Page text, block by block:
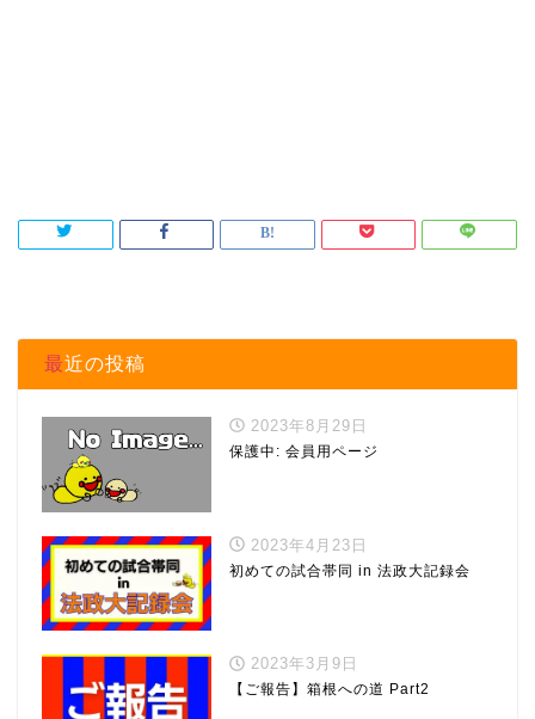
最近の投稿
2023年8月29日
保護中: 会員用ページ
2023年4月23日
初めての試合帯同 in 法政大記録会
2023年3月9日
【ご報告】箱根への道 Part2